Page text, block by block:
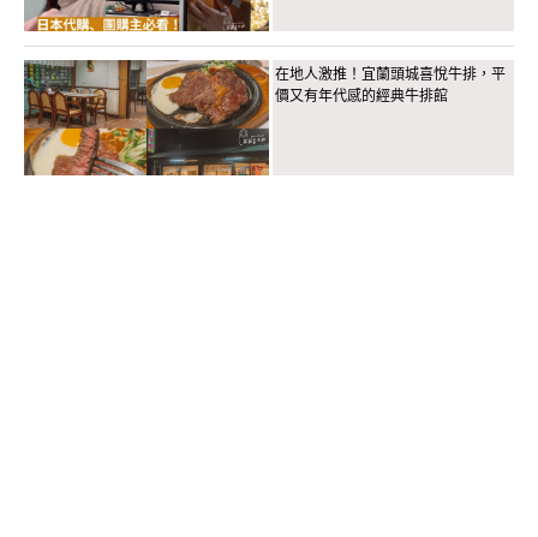
在地人激推！宜蘭頭城喜悅牛排，平
價又有年代感的經典牛排館